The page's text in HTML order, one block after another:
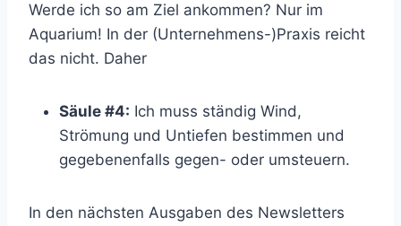
Werde ich so am Ziel ankommen? Nur im
Aquarium! In der (Unternehmens-)Praxis reicht
das nicht. Daher
Säule #4: Ich muss ständig Wind,
Strömung und Untiefen bestimmen und
gegebenenfalls gegen- oder umsteuern.
In den nächsten Ausgaben des Newsletters